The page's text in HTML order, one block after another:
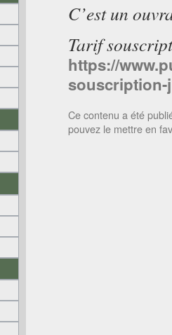
C’est un
Tarif
https://
souscription-
Ce contenu a été
pouvez le mettre en